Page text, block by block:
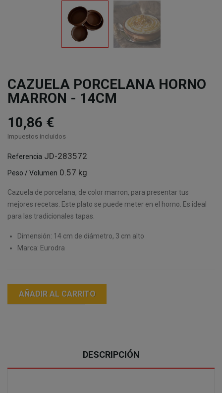
CAZUELA PORCELANA HORNO
MARRON - 14CM
10,86 €
Impuestos incluidos
Referencia JD-283572
Peso / Volumen 0.57 kg
Cazuela de porcelana, de color marron, para presentar tus
mejores recetas. Este plato se puede meter en el horno. Es ideal
para las tradicionales tapas.
Dimensión: 14 cm de diámetro, 3 cm alto
Marca: Eurodra
AÑADIR AL CARRITO
DESCRIPCIÓN